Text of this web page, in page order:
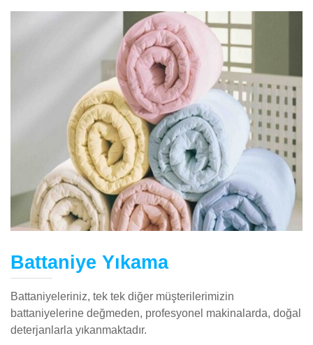
Battaniye Yıkama
Battaniyeleriniz, tek tek diğer müşterilerimizin
battaniyelerine değmeden, profesyonel makinalarda, doğal
deterjanlarla yıkanmaktadır.